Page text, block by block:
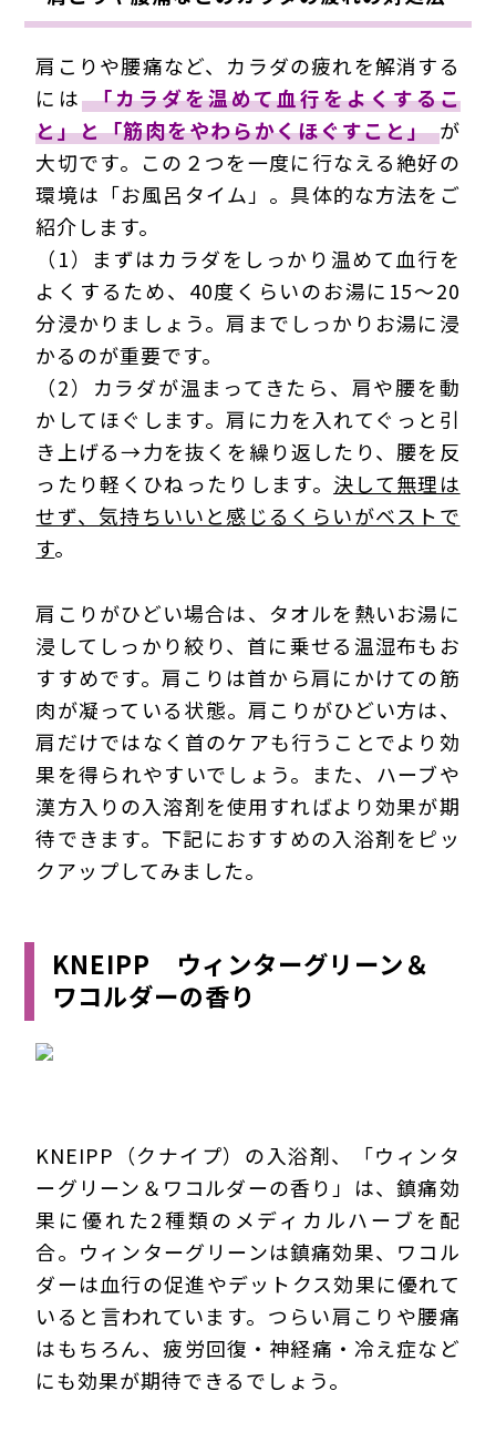
肩こりや腰痛など、カラダの疲れを解消する
には 「カラダを温めて血行をよくするこ
と」と「筋肉をやわらかくほぐすこと」 が
大切です。この２つを一度に行なえる絶好の
環境は「お風呂タイム」。具体的な方法をご
紹介します。
（1）まずはカラダをしっかり温めて血行を
よくするため、40度くらいのお湯に15～20
分浸かりましょう。肩までしっかりお湯に浸
かるのが重要です。
（2）カラダが温まってきたら、肩や腰を動
かしてほぐします。肩に力を入れてぐっと引
き上げる→力を抜くを繰り返したり、腰を反
ったり軽くひねったりします。 決して無理は
せず、気持ちいいと感じるくらいがベストで
す。
肩こりがひどい場合は、タオルを熱いお湯に
浸してしっかり絞り、首に乗せる温湿布もお
すすめです。肩こりは首から肩にかけての筋
肉が凝っている状態。肩こりがひどい方は、
肩だけではなく首のケアも行うことでより効
果を得られやすいでしょう。また、ハーブや
漢方入りの入溶剤を使用すればより効果が期
待できます。下記におすすめの入浴剤をピッ
クアップしてみました。
KNEIPP ウィンターグリーン＆
ワコルダーの香り
KNEIPP（クナイプ）の入浴剤、「ウィンタ
ーグリーン＆ワコルダーの香り」は、鎮痛効
果に優れた2種類のメディカルハーブを配
合。ウィンターグリーンは鎮痛効果、ワコル
ダーは血行の促進やデットクス効果に優れて
いると言われています。つらい肩こりや腰痛
はもちろん、疲労回復・神経痛・冷え症など
にも効果が期待できるでしょう。